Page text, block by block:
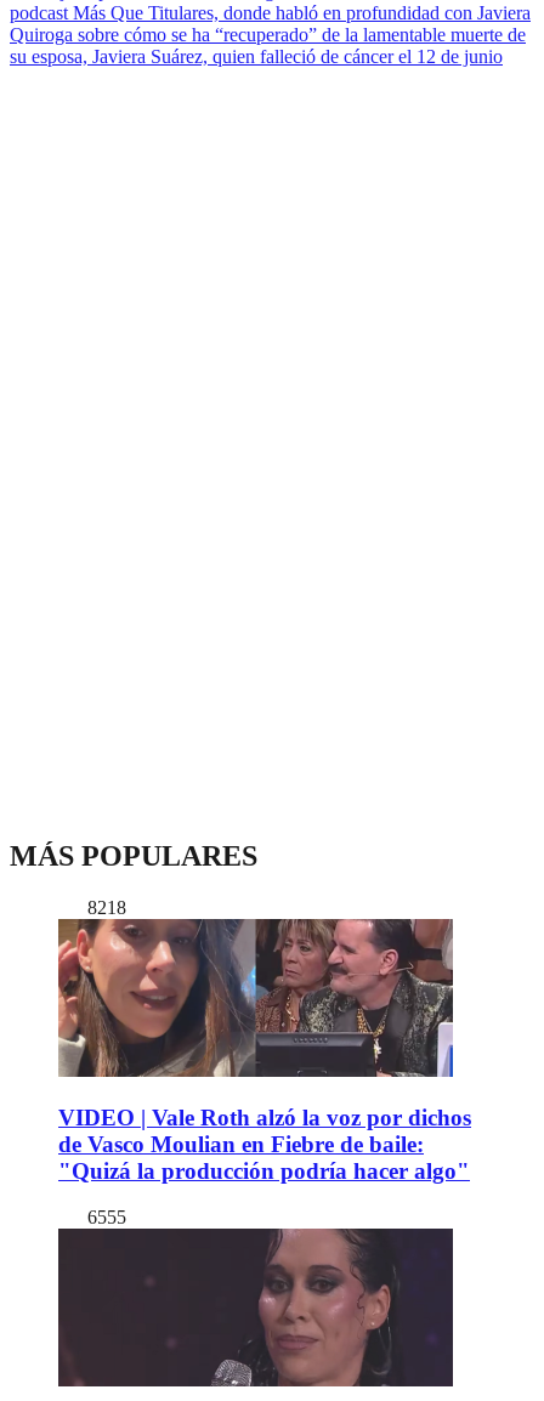
podcast Más Que Titulares, donde habló en profundidad con Javiera
Quiroga sobre cómo se ha “recuperado” de la lamentable muerte de
su esposa, Javiera Suárez, quien falleció de cáncer el 12 de junio
MÁS POPULARES
8218
VIDEO | Vale Roth alzó la voz por dichos
de Vasco Moulian en Fiebre de baile:
"Quizá la producción podría hacer algo"
6555